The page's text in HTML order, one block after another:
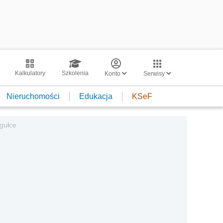
Kalkulatory Szkolenia Konto Serwisy
Nieruchomości Edukacja KSeF